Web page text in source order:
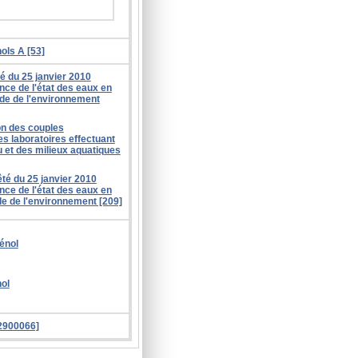
A [53]
du 25 janvier 2010
de l'état des eaux en
de l'environnement
des couples
laboratoires effectuant
et des milieux aquatiques
du 25 janvier 2010
de l'état des eaux en
de l'environnement [209]